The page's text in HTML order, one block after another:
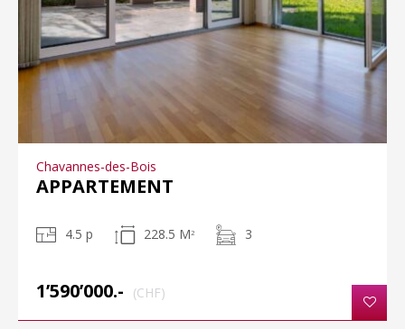
Chavannes-des-Bois
APPARTEMENT
4.5 p 228.5 M 2 3
1’590’000.- (CHF)